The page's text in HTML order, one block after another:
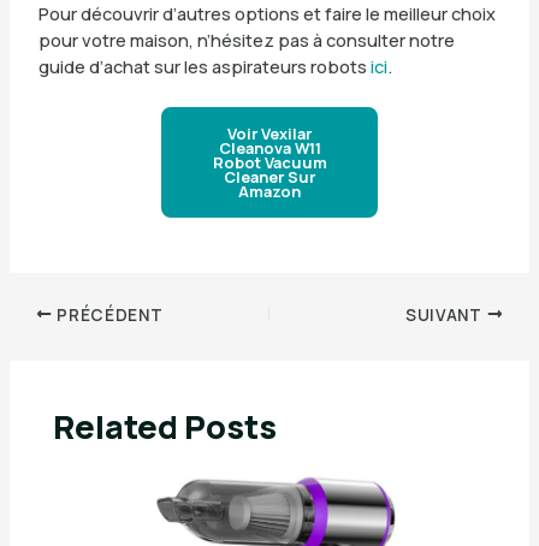
Pour découvrir d’autres options et faire le meilleur choix
pour votre maison, n’hésitez pas à consulter notre
guide d’achat sur les aspirateurs robots ici.
Voir Vexilar
Cleanova W11
Robot Vacuum
Cleaner Sur
Amazon
PRÉCÉDENT SUIVANT
Related Posts